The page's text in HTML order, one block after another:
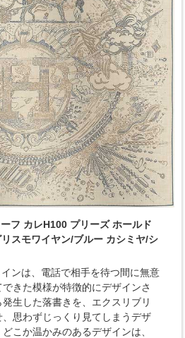
フ カレH100 プリーズ ホールド
スモワイヤン/ブルー カシミヤ/シ
ンは、電話で相手を待つ間に無意
きた模様が特徴的にデザインさ
生した落書きを、エクスリブリ
思わずじっくり見てしまうデザ
こか温かみのあるデザインは、